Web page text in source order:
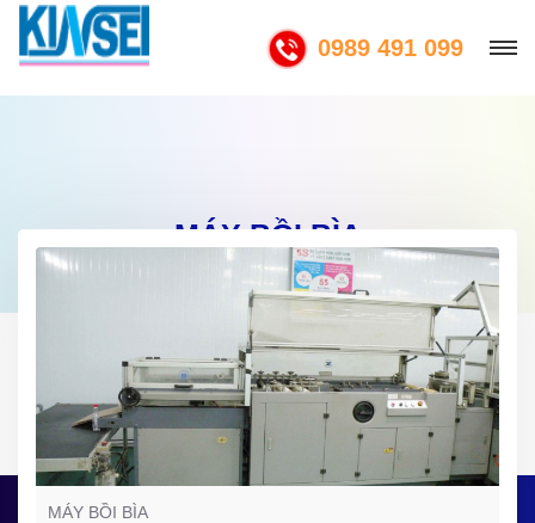
0989 491 099
MÁY BỒI BÌA
MÁY BỒI BÌA